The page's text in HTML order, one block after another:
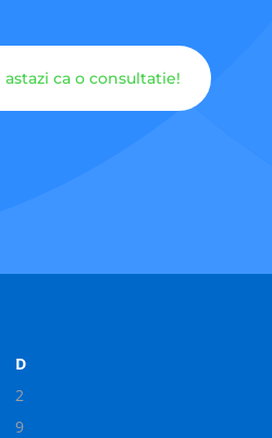
ca o consultatie!
D
2
9